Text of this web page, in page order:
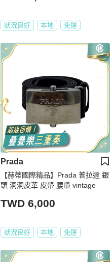
狀況良好 本地 免運
Prada
【赫蒂國際精品】Prada 普拉達 銀
頭 洞洞皮革 皮帶 腰帶 vintage
TWD 6,000
狀況良好 本地 免運